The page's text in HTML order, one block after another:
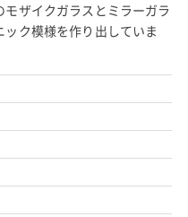
ザイクガラスとミラーガラ
ク模様を作り出していま